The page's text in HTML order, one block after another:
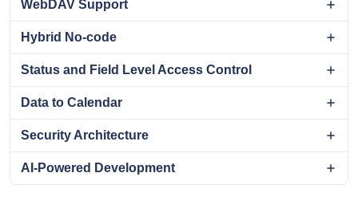
WebDAV Support
Hybrid No-code
Status and Field Level Access Control
Data to Calendar
Security Architecture
AI-Powered Development